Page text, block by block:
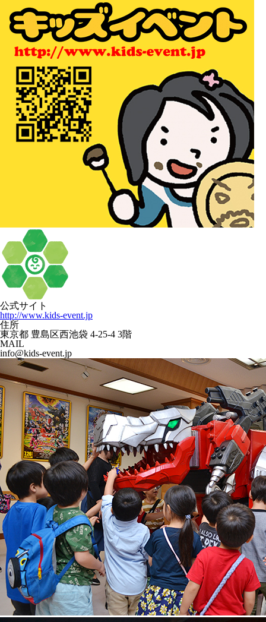
公式サイト
http://www.kids-event.jp
住所
東京都 豊島区西池袋 4-25-4 3階
MAIL
info@kids-event.jp